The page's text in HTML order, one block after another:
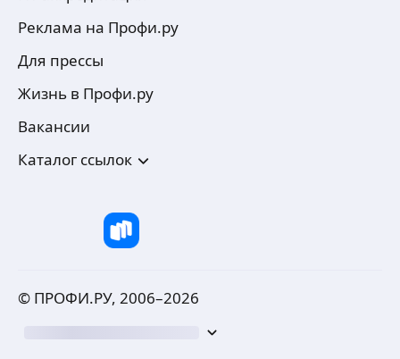
Реклама на Профи.ру
Для прессы
Жизнь в Профи.ру
Вакансии
Каталог ссылок
© ПРОФИ.РУ, 2006–2026